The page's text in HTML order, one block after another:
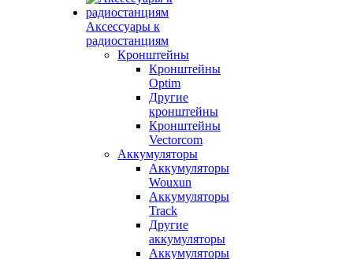
Аксессуары к
радиостанциям
Кронштейны
Кронштейны
Optim
Другие
кронштейны
Кронштейны
Vectorcom
Аккумуляторы
Аккумуляторы
Wouxun
Аккумуляторы
Track
Другие
аккумуляторы
Аккумуляторы